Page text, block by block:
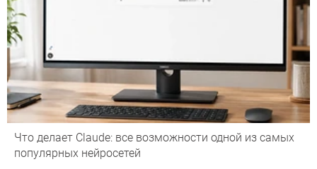
Что делает Сlaude: все возможности одной из самых
популярных нейросетей